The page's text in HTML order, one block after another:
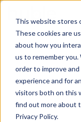
This website stores
These cookies are
about how you
us to remember
order to improve
experience and for
visitors both on this
find out more about
Privacy Policy.